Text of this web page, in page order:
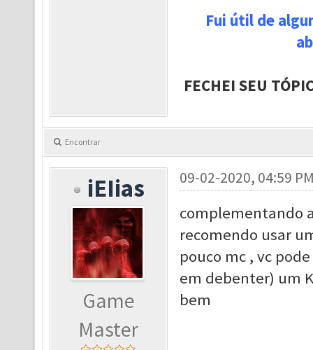
Fui útil de
FECHEI SEU
Encontrar
iEIias
Game
Master
09-02-2020, 04:59
complementando
recomendo usar
pouco mc , vc
em debenter) um
bem